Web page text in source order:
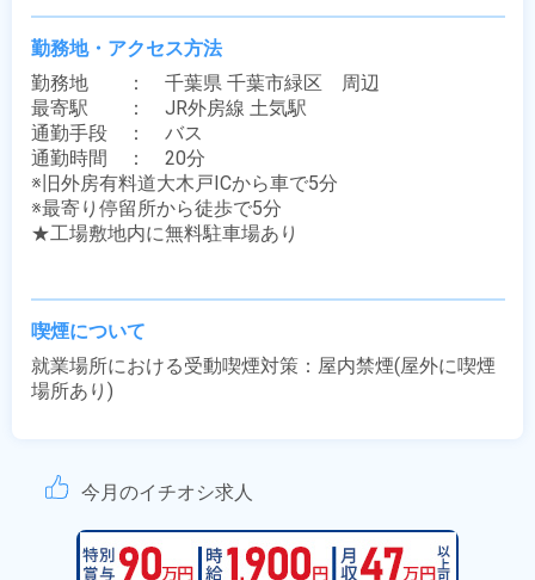
勤務地・アクセス方法
勤務地　　：　千葉県 千葉市緑区　周辺
最寄駅　　：　JR外房線 土気駅
通勤手段　：　バス
通勤時間　：　20分
※旧外房有料道大木戸ICから車で5分
※最寄り停留所から徒歩で5分
★工場敷地内に無料駐車場あり
喫煙について
就業場所における受動喫煙対策：屋内禁煙(屋外に喫煙
場所あり)
今月のイチオシ求人